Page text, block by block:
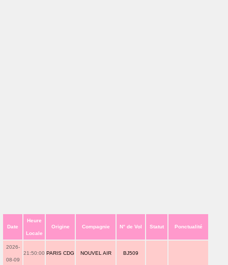
Date
Heure
Locale
Origine Compagnie N° de Vol Statut Ponctualité
2026-
08-09
21:50:00 PARIS CDG NOUVEL AIR BJ509